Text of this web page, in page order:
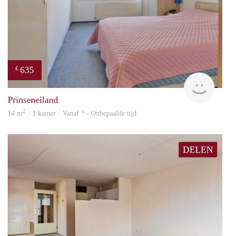
€ 635
Prinseneiland
14 m2 · 1 kamer · Vanaf ? - Onbepaalde tijd
DELEN